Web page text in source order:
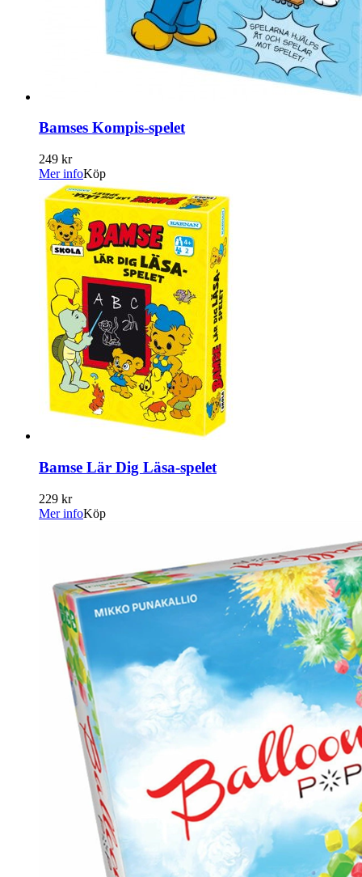
Bamses Kompis-spelet
249 kr
Mer infoKöp
Bamse Lär Dig Läsa-spelet
229 kr
Mer infoKöp